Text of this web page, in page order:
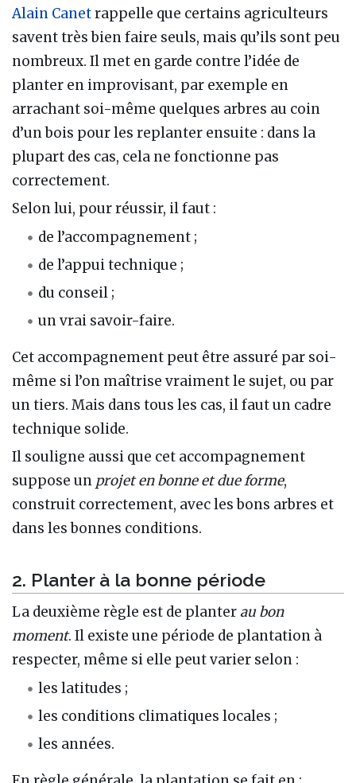
Alain Canetrappelle que certains agriculteurs
savent très bien faire seuls, mais qu’ils sont peu
nombreux. Il met en garde contre l’idée de
planter en improvisant, par exemple en
arrachant soi-même quelques arbres au coin
d’un bois pour les replanter ensuite : dans la
plupart des cas, cela ne fonctionne pas
correctement.
Selon lui, pour réussir, il faut :
de l’accompagnement ;
de l’appui technique ;
du conseil ;
un vrai savoir-faire.
Cet accompagnement peut être assuré par soi-
même si l’on maîtrise vraiment le sujet, ou par
un tiers. Mais dans tous les cas, il faut un cadre
technique solide.
Il souligne aussi que cet accompagnement
suppose un projet en bonne et due forme,
construit correctement, avec les bons arbres et
dans les bonnes conditions.
2. Planter à la bonne période
La deuxième règle est de planter au bon
moment. Il existe une période de plantation à
respecter, même si elle peut varier selon :
les latitudes ;
les conditions climatiques locales ;
les années.